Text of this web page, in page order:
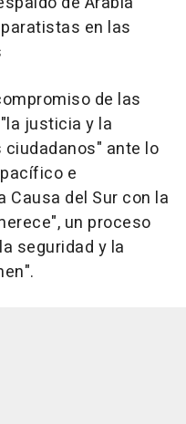
en las
de las
justicia y la
ante lo
e
Causa del Sur con la
un proceso
seguridad y la